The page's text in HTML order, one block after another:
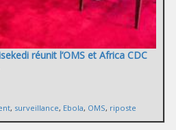
réunit l’OMS et Africa CDC
, surveillance, Ebola, OMS, riposte